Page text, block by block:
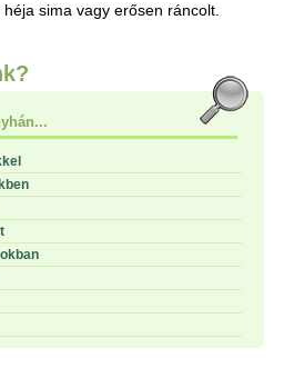
sima vagy erősen ráncolt.